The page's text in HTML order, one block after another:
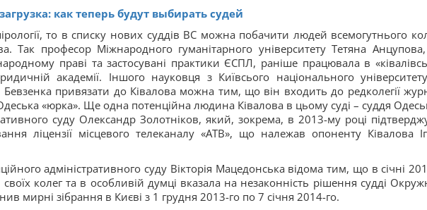
как теперь будут выбирать судей
то в списку нових суддів ВС можна побачити людей всемогутнього
Так професор Міжнародного гуманітарного університету Тетяна
праві та застосувані практики ЄСПЛ, раніше працювала в
академії. Іншого науковця з Київсього національного
привязати до Ківалова можна тим, що він входить до редколегії
«юрка». Ще одна потенційна людина Ківалова в цьому суді – суддя
суду Олександр Золотніков, який, зокрема, в 2013-му році
ліцензії місцевого телеканалу «АТВ», що належав опоненту Ківалова
адміністративного суду Вікторія Мацедонська відома тим, що в січні
колег та в особливій думці вказала на незаконність рішення судді
мирні зібрання в Києві з 1 грудня 2013-го по 7 січня 2014-го.